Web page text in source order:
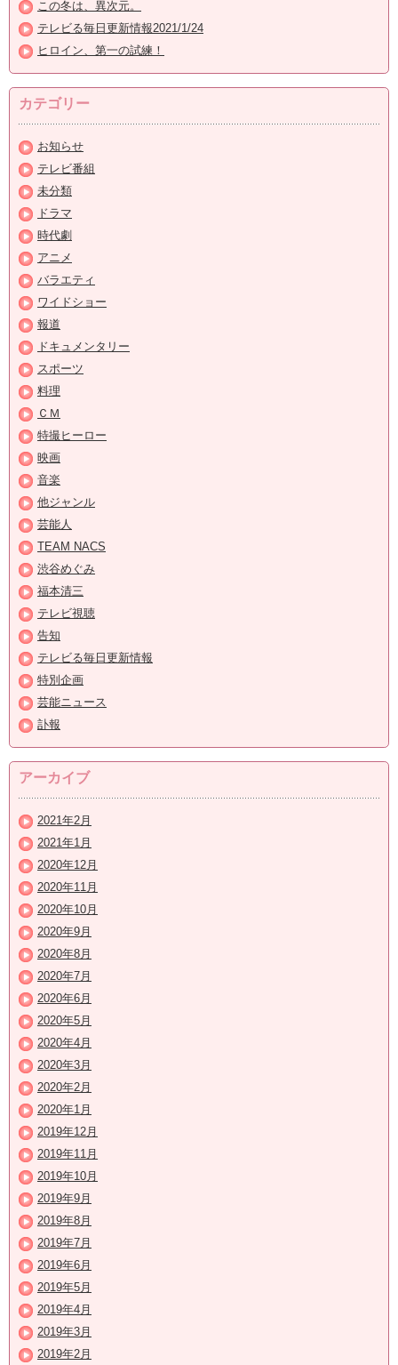
この冬は、異次元。
テレビる毎日更新情報2021/1/24
ヒロイン、第一の試練！
カテゴリー
お知らせ
テレビ番組
未分類
ドラマ
時代劇
アニメ
バラエティ
ワイドショー
報道
ドキュメンタリー
スポーツ
料理
ＣＭ
特撮ヒーロー
映画
音楽
他ジャンル
芸能人
TEAM NACS
渋谷めぐみ
福本清三
テレビ視聴
告知
テレビる毎日更新情報
特別企画
芸能ニュース
訃報
アーカイブ
2021年2月
2021年1月
2020年12月
2020年11月
2020年10月
2020年9月
2020年8月
2020年7月
2020年6月
2020年5月
2020年4月
2020年3月
2020年2月
2020年1月
2019年12月
2019年11月
2019年10月
2019年9月
2019年8月
2019年7月
2019年6月
2019年5月
2019年4月
2019年3月
2019年2月